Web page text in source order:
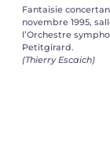
Fantaisie
novembre 1995,
l’Orchestre
Petitgirard.
(Thierry Escaich)